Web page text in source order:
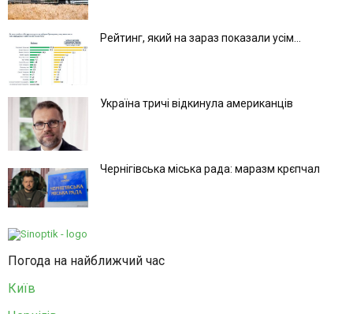
Рейтинг, який на зараз показали усім...
Україна тричі відкинула американців
Чернігівська міська рада: маразм крєпчал
Погода на найближчий час
Київ